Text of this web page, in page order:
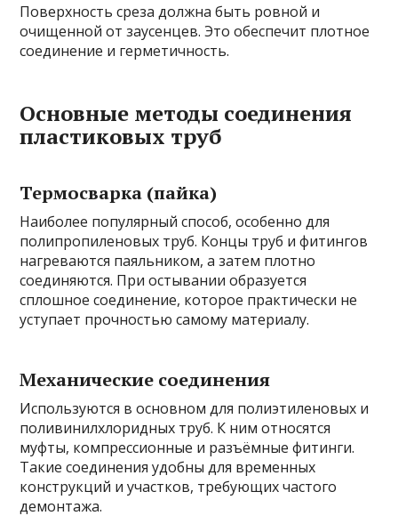
Поверхность среза должна быть ровной и
очищенной от заусенцев. Это обеспечит плотное
соединение и герметичность.
Основные методы соединения
пластиковых труб
Термоcварка (пайка)
Наиболее популярный способ, особенно для
полипропиленовых труб. Концы труб и фитингов
нагреваются паяльником, а затем плотно
соединяются. При остывании образуется
сплошное соединение, которое практически не
уступает прочностью самому материалу.
Механические соединения
Используются в основном для полиэтиленовых и
поливинилхлоридных труб. К ним относятся
муфты, компрессионные и разъёмные фитинги.
Такие соединения удобны для временных
конструкций и участков, требующих частого
демонтажа.